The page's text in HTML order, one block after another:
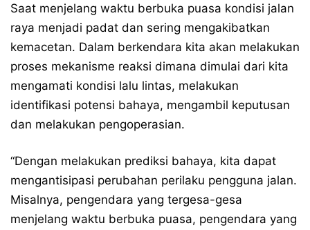
Saat menjelang waktu berbuka puasa kondisi jalan
raya menjadi padat dan sering mengakibatkan
kemacetan. Dalam berkendara kita akan melakukan
proses mekanisme reaksi dimana dimulai dari kita
mengamati kondisi lalu lintas, melakukan
identifikasi potensi bahaya, mengambil keputusan
dan melakukan pengoperasian.
“Dengan melakukan prediksi bahaya, kita dapat
mengantisipasi perubahan perilaku pengguna jalan.
Misalnya, pengendara yang tergesa-gesa
menjelang waktu berbuka puasa, pengendara yang